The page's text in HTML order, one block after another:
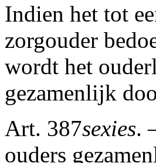
Indien het tot
zorgouder
wordt het
gezamenlijk
Art. 387sexies.
ouders